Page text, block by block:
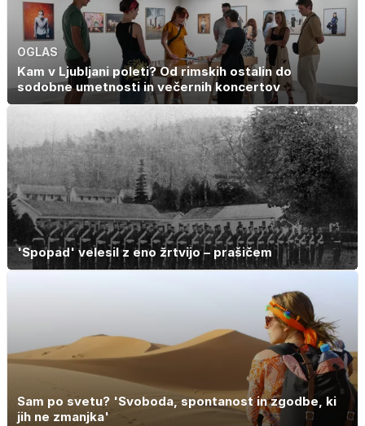
OGLAS
Kam v Ljubljani poleti? Od rimskih ostalin do
sodobne umetnosti in večernih koncertov
'Spopad' velesil z eno žrtvijo – prašičem
Sam po svetu? 'Svoboda, spontanost in zgodbe, ki
jih ne zmanjka'